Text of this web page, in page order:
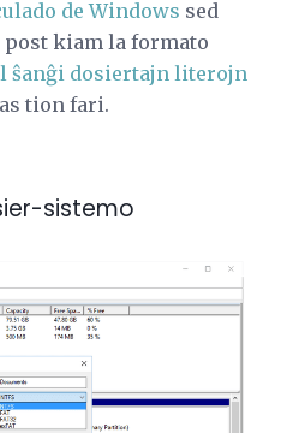
de Windows sed
kiam la formato
ŝanĝi dosiertajn literojn
tion fari.
sistemo